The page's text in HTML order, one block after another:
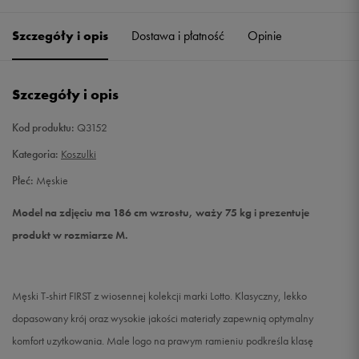
S Powiadom o dostępności
XL Powiadom o dostępności
XXXL Powiadom o dostępności
Szczegóły i opis Dostawa i płatność Opinie
Szczegóły i opis
Kod produktu: Q3152
Kategoria: Koszulki
Płeć: Męskie
Model na zdjęciu ma 186 cm wzrostu, waży 75 kg i prezentuje
produkt w rozmiarze M.
Męski T-shirt FIRST z wiosennej kolekcji marki Lotto. Klasyczny, lekko
dopasowany krój oraz wysokie jakości materiały zapewnią optymalny
komfort uzytkowania. Male logo na prawym ramieniu podkreśla klasę